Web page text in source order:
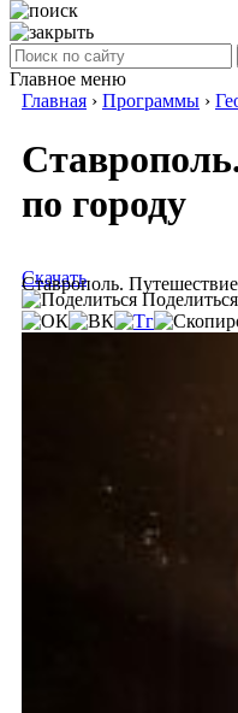
Главное меню
Главная › Программы ›
по городу
Ставрополь.
Скачать
Поделиться